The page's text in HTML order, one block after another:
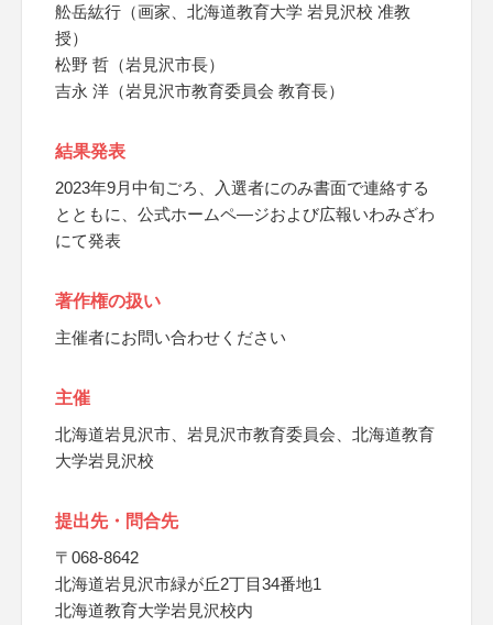
舩岳紘行（画家、北海道教育大学 岩見沢校 准教
授）
松野 哲（岩見沢市長）
吉永 洋（岩見沢市教育委員会 教育長）
結果発表
2023年9月中旬ごろ、入選者にのみ書面で連絡する
とともに、公式ホームペ―ジおよび広報いわみざわ
にて発表
著作権の扱い
主催者にお問い合わせください
主催
北海道岩見沢市、岩見沢市教育委員会、北海道教育
大学岩見沢校
提出先・問合先
〒068-8642
北海道岩見沢市緑が丘2丁目34番地1
北海道教育大学岩見沢校内